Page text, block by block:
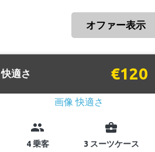
オファー表示
快適さ €120
group
4 乗客
business_center
3 スーツケース